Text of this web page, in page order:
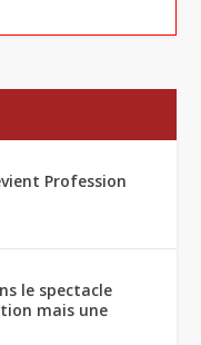
Profession
le spectacle
mais une